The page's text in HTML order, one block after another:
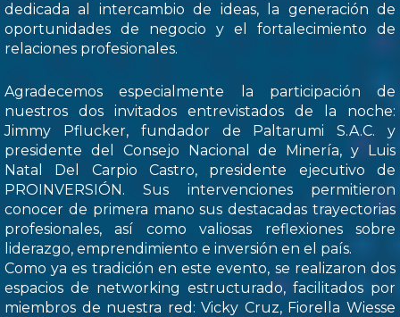
dedicada al intercambio de ideas, la generación de
oportunidades de negocio y el fortalecimiento de
relaciones profesionales.
Agradecemos especialmente la participación de
nuestros dos invitados entrevistados de la noche:
Jimmy Pflucker, fundador de Paltarumi S.A.C. y
presidente del Consejo Nacional de Minería, y Luis
Natal Del Carpio Castro, presidente ejecutivo de
PROINVERSIÓN. Sus intervenciones permitieron
conocer de primera mano sus destacadas trayectorias
profesionales, así como valiosas reflexiones sobre
liderazgo, emprendimiento e inversión en el país.
Como ya es tradición en este evento, se realizaron dos
espacios de networking estructurado, facilitados por
miembros de nuestra red: Vicky Cruz, Fiorella Wiesse